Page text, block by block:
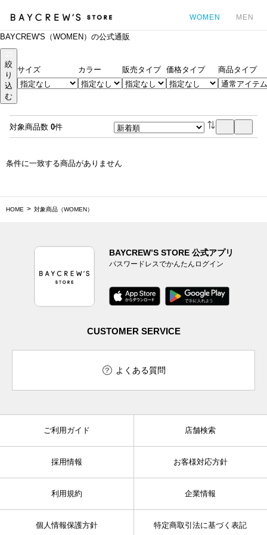
WOMEN MEN
BAYCREW'S（WOMEN）の公式通販
絞
り
込
む
サイズ カラー 販売タイプ 価格タイプ 商品タイプ
対象商品数 0件
条件に一致する商品がありません
HOME 対象商品（WOMEN）
BAYCREW’S STORE 公式アプリ
パスワードレスでかんたんログイン
CUSTOMER SERVICE
よくある質問
ご利用ガイド 店舗検索
採用情報 お客様対応方針
利用規約 企業情報
個人情報保護方針 特定商取引法に基づく表記